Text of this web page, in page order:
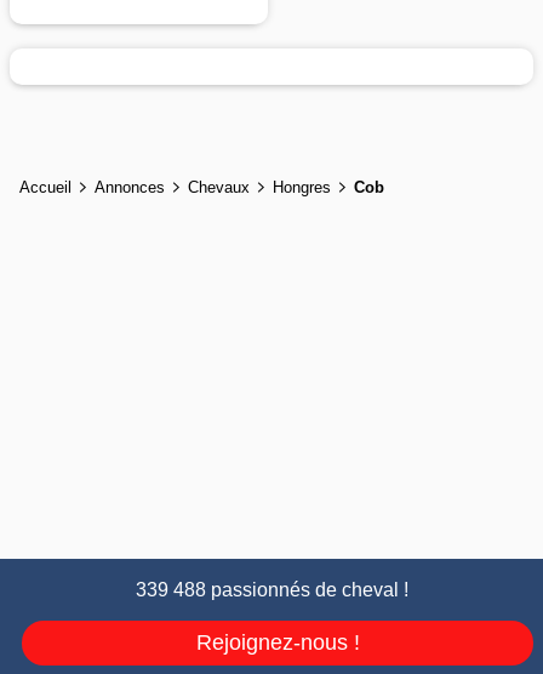
Accueil Annonces Chevaux Hongres Cob
339 488 passionnés de cheval !
Rejoignez-nous !